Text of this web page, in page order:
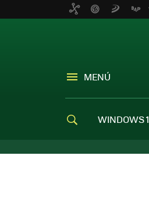
MENÚ
WINDOWS